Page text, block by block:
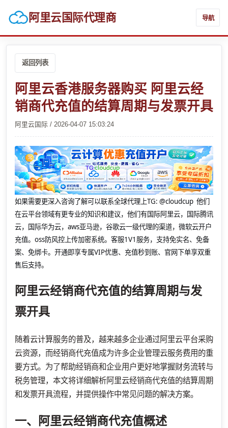
阿里云国际代理商 导航
返回列表
阿里云香港服务器购买 阿里云经
销商代充值的结算周期与发票开具
阿里云国际 / 2026-04-07 15:03:24
如果需要更深入咨询了解可以联系全球代理上TG: @cloudcup 他们
在云平台领域有更专业的知识和建议，他们有国际阿里云，国际腾讯
云，国际华为云，aws亚马逊，谷歌云一级代理的渠道，微软云开户
充值。oss防风控上传加密系统。客服1V1服务，支持免实名、免备
案、免绑卡。开通即享专属VIP优惠、充值秒到账、官网下单享双重
售后支持。
阿里云经销商代充值的结算周期与发
票开具
随着云计算服务的普及，越来越多企业通过阿里云平台采购
云资源，而经销商代充值成为许多企业管理云服务费用的重
要方式。为了帮助经销商和企业用户更好地掌握财务流转与
税务管理，本文将详细解析阿里云经销商代充值的结算周期
和发票开具流程，并提供操作中常见问题的解决方案。
一、阿里云经销商代充值概述